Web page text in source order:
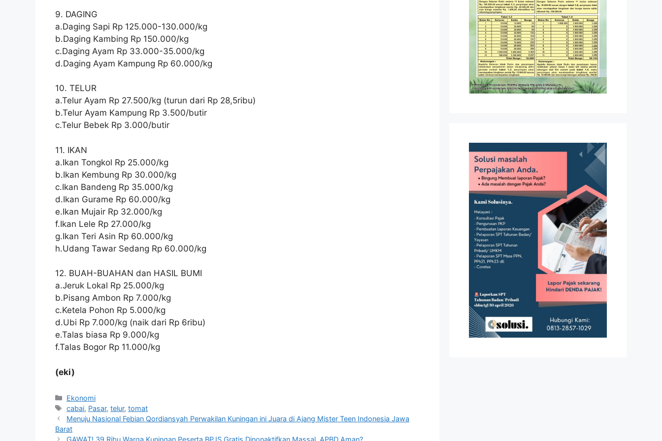
9. DAGING
a.Daging Sapi Rp 125.000-130.000/kg
b.Daging Kambing Rp 150.000/kg
c.Daging Ayam Rp 33.000-35.000/kg
d.Daging Ayam Kampung Rp 60.000/kg
10. TELUR
a.Telur Ayam Rp 27.500/kg (turun dari Rp 28,5ribu)
b.Telur Ayam Kampung Rp 3.500/butir
c.Telur Bebek Rp 3.000/butir
11. IKAN
a.Ikan Tongkol Rp 25.000/kg
b.Ikan Kembung Rp 30.000/kg
c.Ikan Bandeng Rp 35.000/kg
d.Ikan Gurame Rp 60.000/kg
e.Ikan Mujair Rp 32.000/kg
f.Ikan Lele Rp 27.000/kg
g.Ikan Teri Asin Rp 60.000/kg
h.Udang Tawar Sedang Rp 60.000/kg
12. BUAH-BUAHAN dan HASIL BUMI
a.Jeruk Lokal Rp 25.000/kg
b.Pisang Ambon Rp 7.000/kg
c.Ketela Pohon Rp 5.000/kg
d.Ubi Rp 7.000/kg (naik dari Rp 6ribu)
e.Talas biasa Rp 9.000/kg
f.Talas Bogor Rp 11.000/kg
(eki)
Kategori
Ekonomi
Tag
cabai, Pasar,telur,tomat
Menuju Nasional Febian Qordiansyah Perwakilan Kuningan ini Juara di Ajang Mister Teen Indonesia Jawa
Barat
GAWAT! 39 Ribu Warga Kuningan Peserta BPJS Gratis Dinonaktifkan Massal, APBD Aman?